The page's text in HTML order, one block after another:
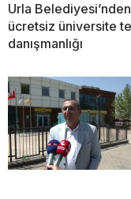
Urla Belediyesi’nden
ücretsiz üniversite
danışmanlığı